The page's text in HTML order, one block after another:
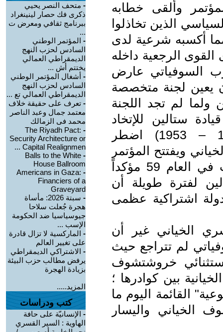
وألقى خطابه
الذين تخاذلوا
أكسبه شرعية لدى
القوى الرجعية داخله
السوفياتي عارض
لجنة متخصصة
ولما لم تجد اللجنة
ستالين للإتخاد
السوفياتي طيلة 30 عاماً (1922 – 1953) اضطر
ويفتتح المؤتمر
الإستثنائي الحادي والعشرون للحزب في العام 59 مؤكداً
لفترة طويلة أن
اشتراكية عظمى
الخياني غير أن
لم تتراجع حيث
خروشتشوف
بين كوادرها ؛
القائمة اليوم ما
واليسار
- متحف النصر يحيي
ذكرى فك حصار لينينغراد
ببرنامج ثقافي ومعرض ت
...
- المؤتمر الوطني
السادس لحزب النهج
الديمقراطي العمالي
يختتم أش ...
- أشغال المؤتمر الوطني
السادس لحزب النهج
الديمقراطي العمالي تع ...
- تعرف على حقيقة خلاف
معتمد جمال وعبد الناصر
محمد فى الزمالك
-
The Riyadh Pact:
Security Architecture or
Capital Realignmen ...
-
Balls to the White
House Ballroom
-
Americans in Gaza:
Financiers of a
Graveyard
-
سبتة 2026: مأساة
هجرة جُعلت سلاحا
جيوسياسيا ضد الحكومة
الإسب ...
- الماركسية لا تزال قادرة
على تغيير العالم
- الاشتراكي الديمقراطي
يرفض مطالب حزب البيئة
بزيادة الهجرة
المزيد.....
كتب ودراسات
- الإنسانيّة على حافة
الهاوية : السير القسري